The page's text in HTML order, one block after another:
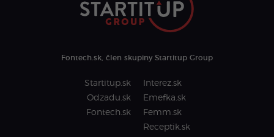
Fontech.sk, člen skupiny Startitup Group
Startitup.sk
Odzadu.sk
Fontech.sk
Interez.sk
Emefka.sk
Femm.sk
Receptik.sk